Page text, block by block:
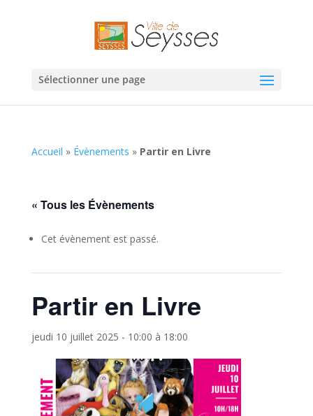
Sélectionner une page
Accueil » Évènements » Partir en Livre
« Tous les Évènements
Cet évènement est passé.
Partir en Livre
jeudi 10 juillet 2025 - 10:00 à 18:00